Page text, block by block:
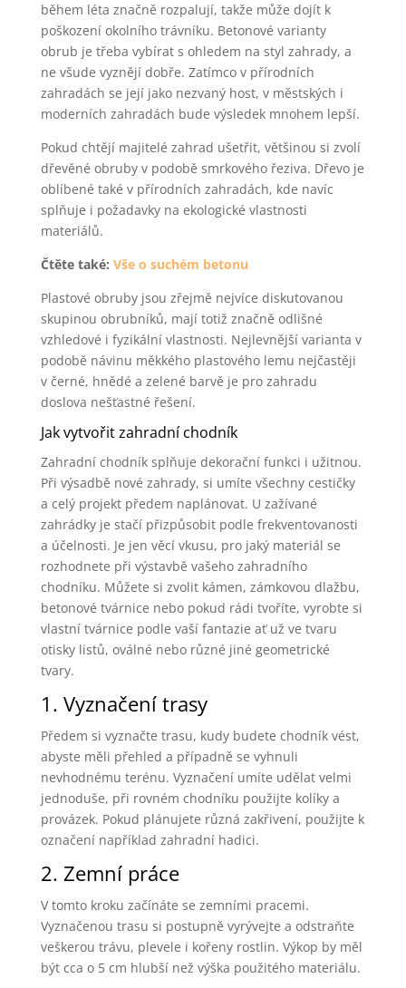
během léta značně rozpalují, takže může dojít k
poškození okolního trávníku. Betonové varianty
obrub je třeba vybírat s ohledem na styl zahrady, a
ne všude vyznějí dobře. Zatímco v přírodních
zahradách se její jako nezvaný host, v městských i
moderních zahradách bude výsledek mnohem lepší.
Pokud chtějí majitelé zahrad ušetřit, většinou si zvolí
dřevěné obruby v podobě smrkového řeziva. Dřevo je
oblíbené také v přírodních zahradách, kde navíc
splňuje i požadavky na ekologické vlastnosti
materiálů.
Čtěte také: Vše o suchém betonu
Plastové obruby jsou zřejmě nejvíce diskutovanou
skupinou obrubníků, mají totiž značně odlišné
vzhledové i fyzikální vlastnosti. Nejlevnější varianta v
podobě návinu měkkého plastového lemu nejčastěji
v černé, hnědé a zelené barvě je pro zahradu
doslova nešťastné řešení.
Jak vytvořit zahradní chodník
Zahradní chodník splňuje dekorační funkci i užitnou.
Při výsadbě nové zahrady, si umíte všechny cestičky
a celý projekt předem naplánovat. U zažívané
zahrádky je stačí přizpůsobit podle frekventovanosti
a účelnosti. Je jen věcí vkusu, pro jaký materiál se
rozhodnete při výstavbě vašeho zahradního
chodníku. Můžete si zvolit kámen, zámkovou dlažbu,
betonové tvárnice nebo pokud rádi tvoříte, vyrobte si
vlastní tvárnice podle vaší fantazie ať už ve tvaru
otisky listů, oválné nebo různé jiné geometrické
tvary.
1. Vyznačení trasy
Předem si vyznačte trasu, kudy budete chodník vést,
abyste měli přehled a případně se vyhnuli
nevhodnému terénu. Vyznačení umíte udělat velmi
jednoduše, při rovném chodníku použijte kolíky a
provázek. Pokud plánujete různá zakřivení, použijte k
označení například zahradní hadici.
2. Zemní práce
V tomto kroku začínáte se zemními pracemi.
Vyznačenou trasu si postupně vyrývejte a odstraňte
veškerou trávu, plevele i kořeny rostlin. Výkop by měl
být cca o 5 cm hlubší než výška použitého materiálu.